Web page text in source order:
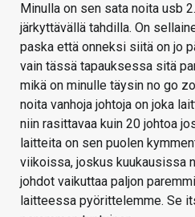
Minulla on sen sata noita usb
järkyttävällä tahdilla. On
paska että onneksi siitä on jo
vain tässä tapauksessa sitä
mikä on minulle täysin no go
noita vanhoja johtoja on joka
niin rasittavaa kuin 20 johtoa
laitteita on sen puolen
viikoissa, joskus kuukausissa
johdot vaikuttaa paljon
laitteessa pyörittelemme. Se